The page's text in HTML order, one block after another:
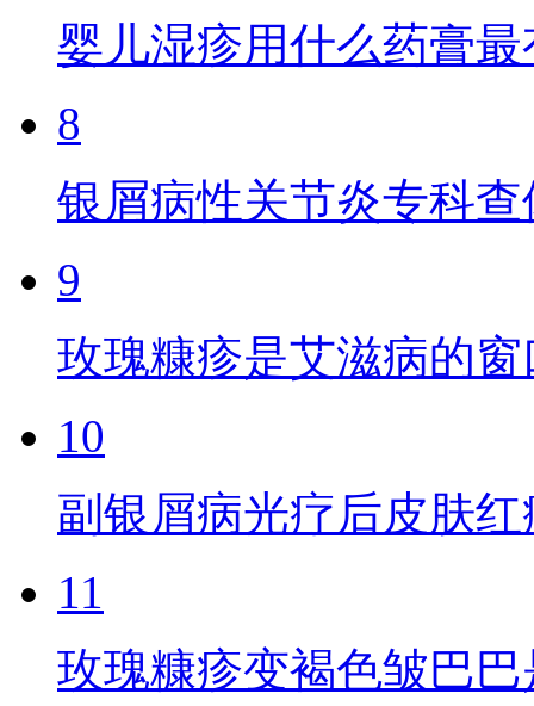
婴儿湿疹用什么药膏
8
银屑病性关节炎专科查
9
玫瑰糠疹是艾滋病的窗
10
副银屑病光疗后皮肤
11
玫瑰糠疹变褐色皱巴